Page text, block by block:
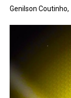
Genilson Coutinho,